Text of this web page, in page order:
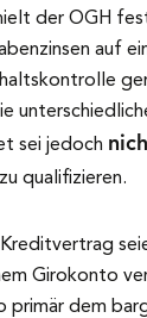
der OGH
auf
sei jedoch
zu qualifizieren.
Girokonto
primär dem